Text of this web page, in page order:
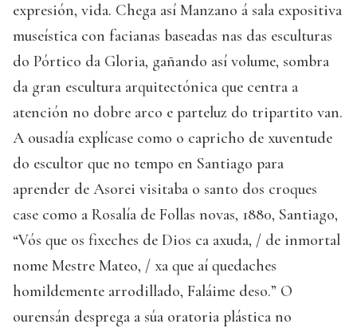
expresión, vida. Chega así Manzano á sala expositiva
museística con facianas baseadas nas das esculturas
do Pórtico da Gloria, gañando así volume, sombra
da gran escultura arquitectónica que centra a
atención no dobre arco e parteluz do tripartito van.
A ousadía explícase como o capricho de xuventude
do escultor que no tempo en Santiago para
aprender de Asorei visitaba o santo dos croques
case como a Rosalía de Follas novas, 1880, Santiago,
“Vós que os fixeches de Dios ca axuda, / de inmortal
nome Mestre Mateo, / xa que aí quedaches
homildemente arrodillado, Faláime deso.” O
ourensán desprega a súa oratoria plástica no